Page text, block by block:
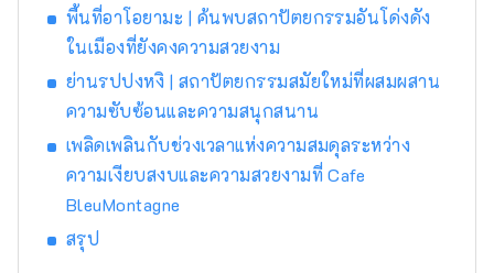
จากอาคารแบบตะวันตกจากประมาณปี พ.ศ.
2443 เมื่อกล่าวกันว่าวัฒนธรรมตะวันตกได้เข้าสู่
สาเกญี่ปุ่นและงานหัตถกรรมดั้งเดิม
พื้นที่อาโอยามะ | ค้นพบสถาปัตยกรรมอันโด่งดัง
ในเมืองที่ยังคงความสวยงาม
ย่านรปปงหงิ | สถาปัตยกรรมสมัยใหม่ที่ผสมผสาน
ความซับซ้อนและความสนุกสนาน
เพลิดเพลินกับช่วงเวลาแห่งความสมดุลระหว่าง
ความเงียบสงบและความสวยงามที่ Cafe
BleuMontagne
สรุป